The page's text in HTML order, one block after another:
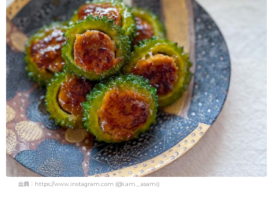
出典：https://www.instagram.com (@i.am._.asami)